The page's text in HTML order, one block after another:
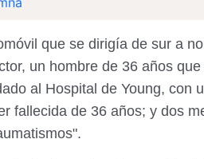
que se dirigía de sur a
un hombre de 36 años
al Hospital de Young, con
fallecida de 36 años; y dos